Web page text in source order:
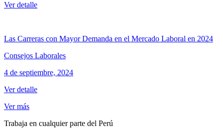
Ver detalle
Las Carreras con Mayor Demanda en el Mercado Laboral en 2024
Consejos Laborales
4 de septiembre, 2024
Ver detalle
Ver más
Trabaja en cualquier parte del Perú